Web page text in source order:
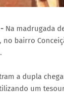
Na madrugada
no bairro
a dupla
um